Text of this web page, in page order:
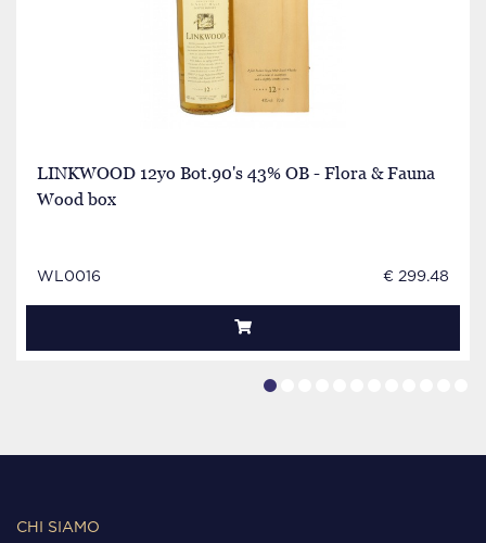
LINKWOOD 12yo Bot.90's 43% OB - Flora & Fauna
Wood box
WL0016 € 299.48
CHI SIAMO